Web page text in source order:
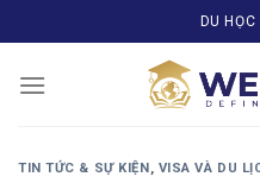
to
content
DU HỌC
TIN TỨC & SỰ KIỆN, VISA VÀ DU